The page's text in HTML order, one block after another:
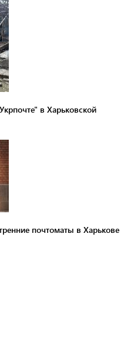
в Харьковской
почтоматы в Харькове